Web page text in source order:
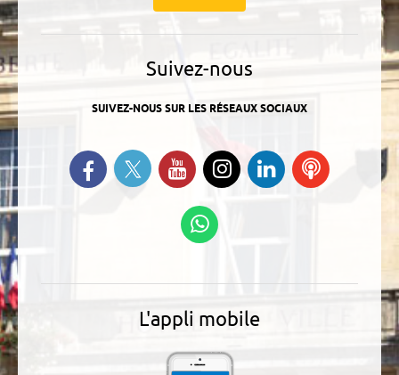
Suivez-nous
SUIVEZ-NOUS SUR LES RÉSEAUX SOCIAUX
Retrouvez-nous sur Facebook
Suivez-nous sur Twitter
Suivez-nous sur YouTube
Suivez-nous sur
Instagram
Retrouvez-
nous sur
Ecoutez
L'appli mobile